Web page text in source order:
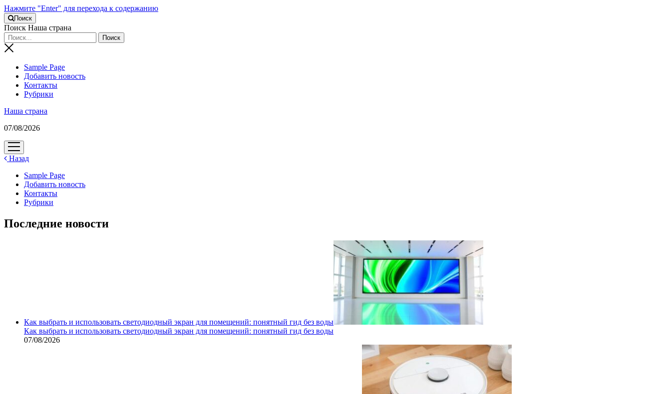
Нажмите "Enter" для перехода к содержанию
Поиск
Поиск Наша страна
Sample Page
Добавить новость
Контакты
Рубрики
Наша страна
07/08/2026
открыть
меню
Назад
Sample Page
Добавить новость
Контакты
Рубрики
Последние новости
Как выбрать и использовать светодиодный экран для помещений: понятный гид без воды
Как выбрать и использовать светодиодный экран для помещений: понятный гид без воды
07/08/2026